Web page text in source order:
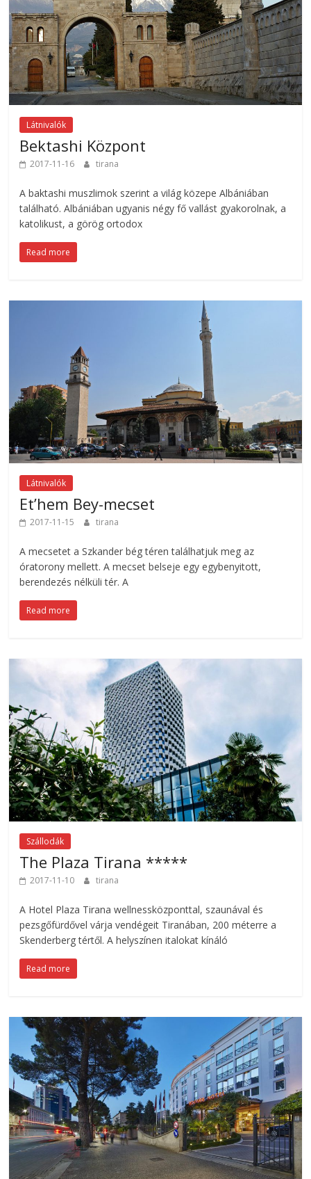
Látnivalók
Bektashi Központ
2017-11-16 tirana
A baktashi muszlimok szerint a világ közepe Albániában
található. Albániában ugyanis négy fő vallást gyakorolnak, a
katolikust, a görög ortodox
Read more
Látnivalók
Et’hem Bey-mecset
2017-11-15 tirana
A mecsetet a Szkander bég téren találhatjuk meg az
óratorony mellett. A mecset belseje egy egybenyitott,
berendezés nélküli tér. A
Read more
Szállodák
The Plaza Tirana *****
2017-11-10 tirana
A Hotel Plaza Tirana wellnessközponttal, szaunával és
pezsgőfürdővel várja vendégeit Tiranában, 200 méterre a
Skenderberg tértől. A helyszínen italokat kínáló
Read more